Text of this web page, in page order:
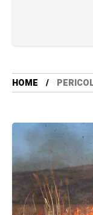
HOME